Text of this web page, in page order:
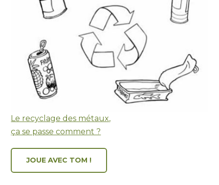
Le recyclage des métaux,
ça se passe comment ?
JOUE AVEC TOM !